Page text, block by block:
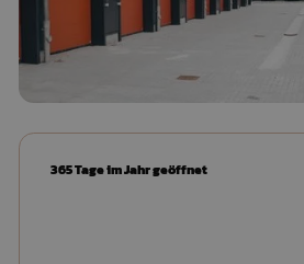
365 Tage im Jahr geöffnet